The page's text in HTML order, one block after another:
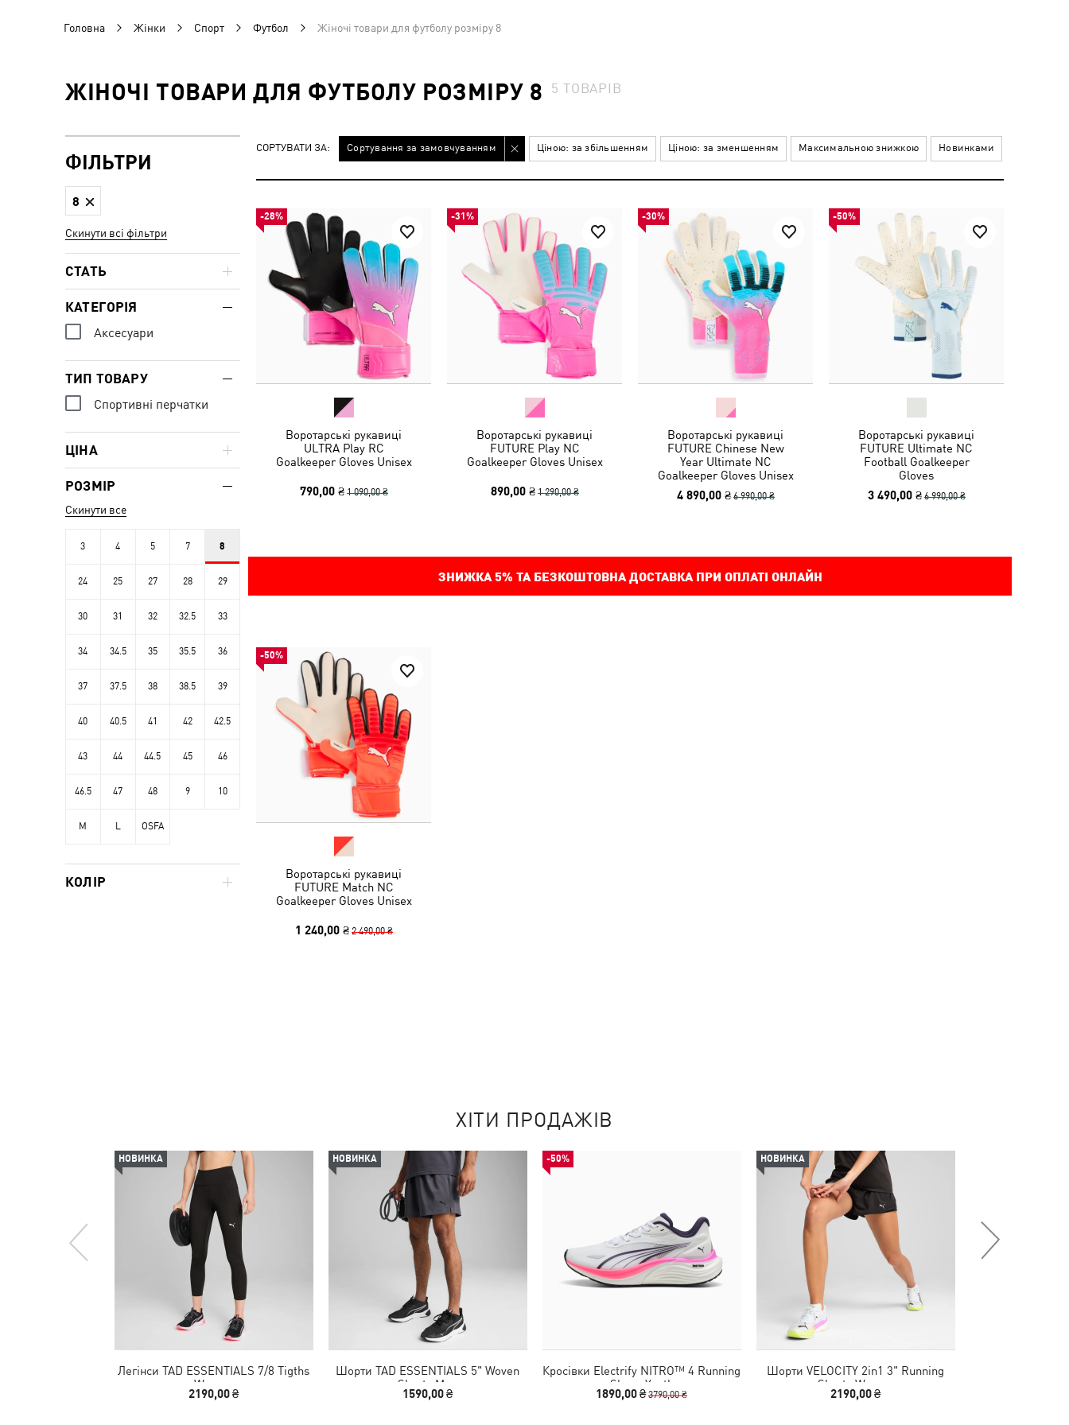
Головна Жінки Спорт Футбол Жіночі товари для футболу розміру 8
ЖІНОЧІ ТОВАРИ ДЛЯ ФУТБОЛУ РОЗМІРУ 8 5 ТОВАРІВ
СОРТУВАТИ ЗА: Сортування за замовчуванням Ціною: за збільшенням Ціною: за зменшенням Максимальною знижкою Новинками
-28%
Воротарські рукавиці
ULTRA Play RC
Goalkeeper Gloves Unisex
790,00 ₴ 1 090,00 ₴
-31%
Воротарські рукавиці
FUTURE Play NC
Goalkeeper Gloves Unisex
890,00 ₴ 1 290,00 ₴
-30%
Воротарські рукавиці
FUTURE Chinese New
Year Ultimate NC
Goalkeeper Gloves Unisex
4 890,00 ₴ 6 990,00 ₴
-50%
Воротарські рукавиці
FUTURE Ultimate NC
Football Goalkeeper
Gloves
3 490,00 ₴ 6 990,00 ₴
ЗНИЖКА 5% ТА БЕЗКОШТОВНА ДОСТАВКА ПРИ ОПЛАТІ ОНЛАЙН
-50%
Воротарські рукавиці
FUTURE Match NC
Goalkeeper Gloves Unisex
1 240,00 ₴ 2 490,00 ₴
ФІЛЬТРИ
8
Скинути всі фільтри
СТАТЬ
КАТЕГОРІЯ
Аксесуари
ТИП ТОВАРУ
Спортивні перчатки
ЦІНА
РОЗМІР
Скинути все
3 4 5 7 8
24 25 27 28 29
30 31 32 32.5 33
34 34.5 35 35.5 36
37 37.5 38 38.5 39
40 40.5 41 42 42.5
43 44 44.5 45 46
46.5 47 48 9 10
M L OSFA
КОЛІР
ХІТИ ПРОДАЖІВ
НОВИНКА
Легінси TAD ESSENTIALS 7/8 Tigths
Women
2190,00 ₴
НОВИНКА
Шорти TAD ESSENTIALS 5" Woven
Shorts Men
1590,00 ₴
-50%
Кросівки Electrify NITRO™ 4 Running
Shoes Youth
1890,00 ₴3790,00 ₴
НОВИНКА
Шорти VELOCITY 2in1 3" Running
Shorts Women
2190,00 ₴